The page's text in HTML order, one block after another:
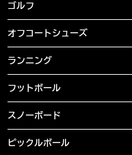
ゴルフ
オフコートシューズ
ランニング
フットボール
スノーボード
ピックルボール